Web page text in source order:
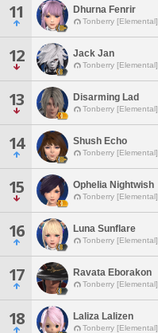
11 Dhurna Fenrir
Tonberry [Elemental]
12 Jack Jan
Tonberry [Elemental]
13 Disarming Lad
Tonberry [Elemental]
14 Shush Echo
Tonberry [Elemental]
15 Ophelia Nightwish
Tonberry [Elemental]
16 Luna Sunflare
Tonberry [Elemental]
17 Ravata Eborakon
Tonberry [Elemental]
18 Laliza Lalizen
Tonberry [Elemental]